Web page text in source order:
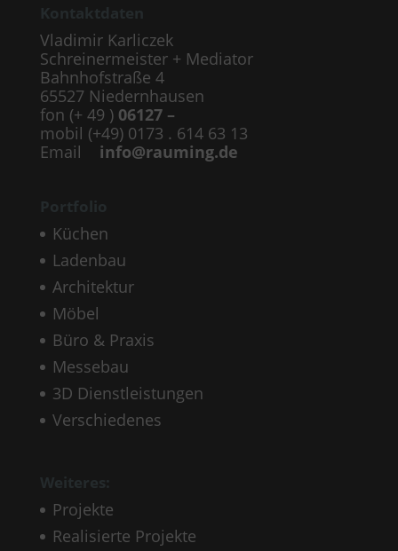
Vladimir Karliczek
Schreinermeister + Mediator
Bahnhofstraße 4
65527 Niedernhausen
fon (+ 49 ) 06127 –
mobil (+49) 0173 . 614 63 13
Email info@rauming.de
Küchen
Ladenbau
Architektur
Möbel
Büro & Praxis
Messebau
3D Dienstleistungen
Verschiedenes
Projekte
Realisierte Projekte